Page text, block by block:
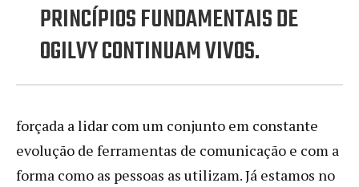
PRINCÍPIOS FUNDAMENTAIS DE
OGILVY CONTINUAM VIVOS.
forçada a lidar com um conjunto em constante
evolução de ferramentas de comunicação e com a
forma como as pessoas as utilizam. Já estamos no